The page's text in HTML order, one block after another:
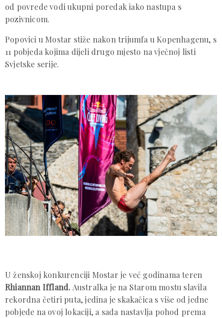
od povrede vodi ukupni poredak iako nastupa s
pozivnicom.
Popovici u Mostar stiže nakon trijumfa u Kopenhagenu, s
11 pobjeda kojima dijeli drugo mjesto na vječnoj listi
Svjetske serije.
U ženskoj konkurenciji Mostar je već godinama teren
Rhiannan Iffland. Australka je na Starom mostu slavila
rekordna četiri puta, jedina je skakačica s više od jedne
pobjede na ovoj lokaciji, a sada nastavlja pohod prema